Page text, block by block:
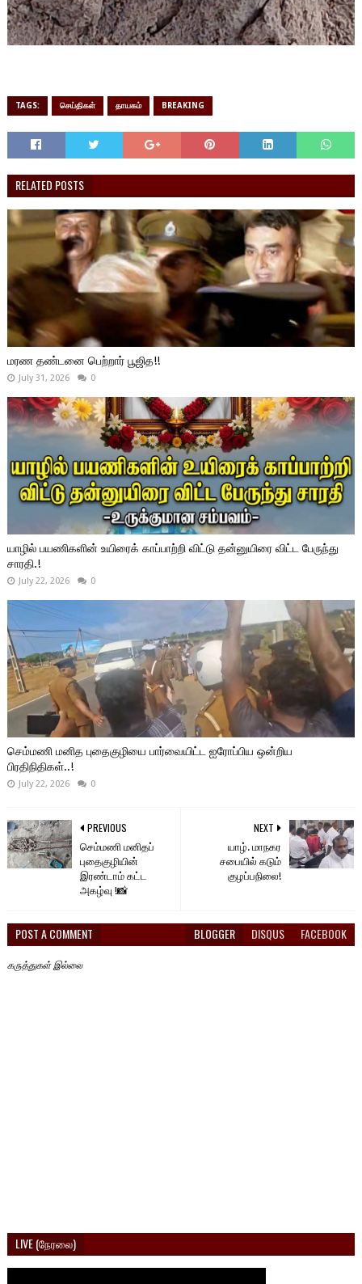
TAGS: செய்திகள் தாயகம் BREAKING
RELATED POSTS
மரண தண்டனை பெற்றார் பூஜித!!
July 31, 2026 0
யாழில் பயணிகளின் உயிரைக் காப்பாற்றி விட்டு தன்னுயிரை விட்ட பேருந்து
சாரதி.!
July 22, 2026 0
செம்மணி மனித புதைகுழியை பார்வையிட்ட ஐரோப்பிய ஒன்றிய
பிரதிநிதிகள்..!
July 22, 2026 0
NEXT
யாழ். மாநகர
சபையில் கடும்
குழப்பநிலை!
PREVIOUS
செம்மணி மனிதப்
புதைகுழியின்
இரண்டாம் கட்ட
அகழ்வு !📸
POST A COMMENT BLOGGER DISQUS FACEBOOK
கருத்துகள் இல்லை
LIVE (நேரலை)